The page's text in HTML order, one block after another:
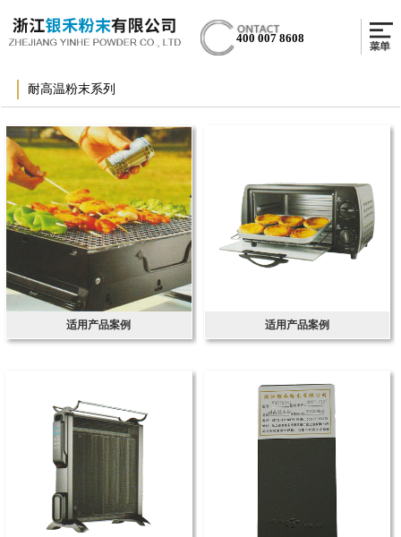
400 007 8608
耐高温粉末系列
适用产品案例 适用产品案例